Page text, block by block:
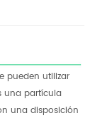
pueden utilizar
una partícula
una disposición